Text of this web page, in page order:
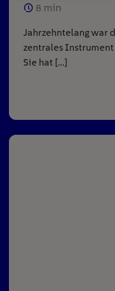
8 min
Jahrzehntelang war
zentrales
Sie hat […]